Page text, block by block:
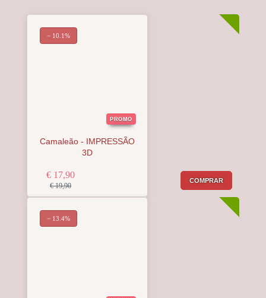
PROMO
Camaleão - IMPRESSÃO
3D
€ 17,90
€ 19,90
COMPRAR
− 10.1%
− 13.4%